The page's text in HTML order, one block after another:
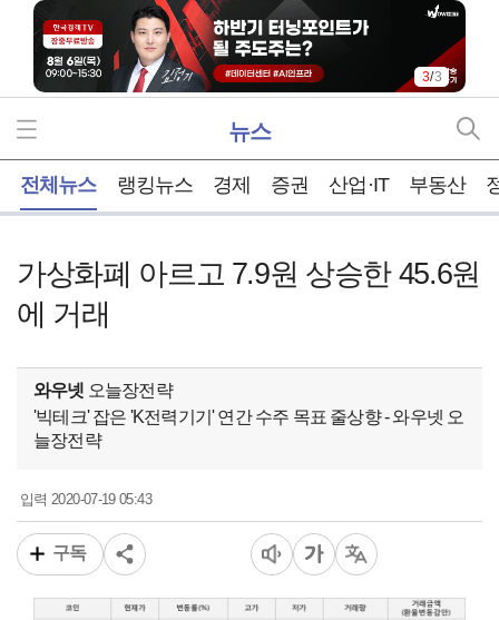
3/3
뉴스
전체뉴스 랭킹뉴스 경제 증권 산업·IT 부동산
가상화폐 아르고 7.9원 상승한 45.6원
에 거래
와우넷 오늘장전략
'빅테크' 잡은 'K전력기기' 연간 수주 목표 줄상향 - 와우넷 오
늘장전략
입력 2020-07-19 05:43
구독